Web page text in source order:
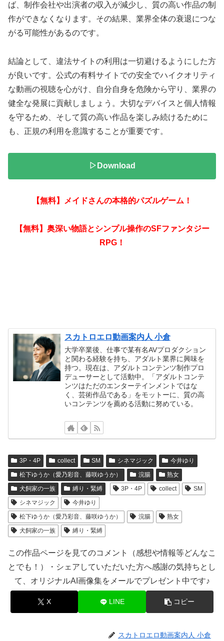
ば、制作会社や出演者の収入が減少し、質の高い作品の制
作ができなくなります。その結果、業界全体の衰退につな
がる可能性があるのです。
結論として、違法サイトの利用は一切避けるようにした方
が良いです。公式の有料サイトでの安全でハイクオリティ
な動画の視聴を心がけ、自分自身を危険から守り、業界の
健全な発展に貢献しましょう。大切なデバイスと個人情報
を守るため、そして質の高い作品を楽しみ続けるために
も、正規の利用を意識することが重要です。
▷Download
【無料】メイドさんの本格的パズルゲーム！
【無料】奥深い物語とシンプル操作のSFファンタジー
RPG！
スカトロエロ動画案内人 小倉
大学卒業後、仕事で某有名AVプロダクション
と関わる経験を持ち、アダルト業界に興味を
持つ。現在は、アダルトコンテンツ制作プロ
デューサーとして活動中。「アダルトコンテ
ンツはただのエンターテインメントではな
く、芸術作品である」をモットーに、質の高
いコンテンツを薦める活動に努めている。
3P・4P collect SM シネマジック
今井ゆり
松下ゆうか（愛乃彩音、藤咲ゆうか）
浣腸
熟女
犬飼家の一族
縛り・緊縛 3P・4P collect
SM
シネマジック
今井ゆり
松下ゆうか（愛乃彩音、藤咲ゆうか）
浣腸
熟女
犬飼家の一族
縛り・緊縛
この作品ページを見てのコメント（感想や情報等どんなこ
とでも！）・シェアしていただいた方へ感謝の気持ちとし
て、オリジナルAI画像集をメールでプレゼント中です♪
X LINE コピー
スカトロエロ動画案内人 小倉